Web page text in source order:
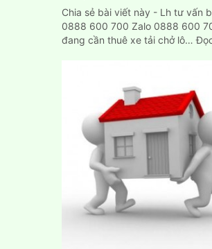
Chia sẻ bài viết này - Lh tư vấn
0888 600 700 Zalo 0888 600
đang cần thuê xe tải chở lô…